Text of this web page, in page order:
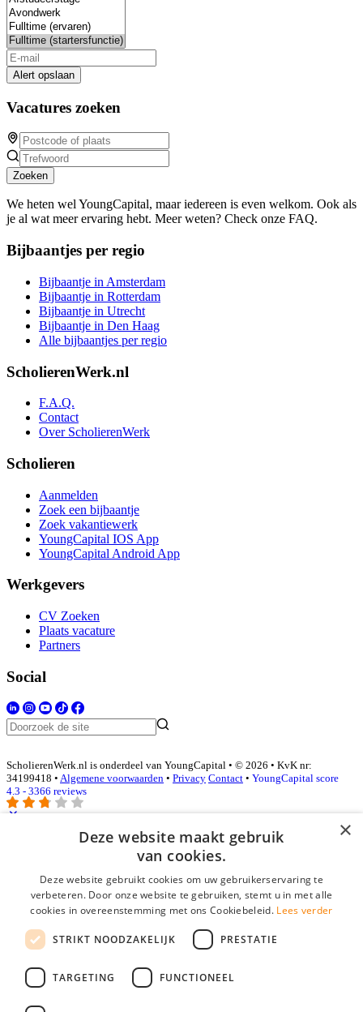
Alert opslaan
Vacatures zoeken
Zoeken
We heten wel YoungCapital, maar iedereen is even welkom. Ook als
je al wat meer ervaring hebt. Meer weten? Check onze FAQ.
Bijbaantjes per regio
Bijbaantje in Amsterdam
Bijbaantje in Rotterdam
Bijbaantje in Utrecht
Bijbaantje in Den Haag
Alle bijbaantjes per regio
ScholierenWerk.nl
F.A.Q.
Contact
Over ScholierenWerk
Scholieren
Aanmelden
Zoek een bijbaantje
Zoek vakantiewerk
YoungCapital IOS App
YoungCapital Android App
Werkgevers
CV Zoeken
Plaats vacature
Partners
Social
ScholierenWerk.nl is onderdeel van YoungCapital • © 2026 • KvK nr:
34199418 • Algemene voorwaarden • Privacy Contact • YoungCapital score
4.3 - 3366 reviews
E-mail*
Wachtwoord
login gegevens onthouden
login
Bedrijf aanmelden
×
Deze website maakt gebruik
van cookies.
Deze website gebruikt cookies om uw gebruikerservaring te
verbeteren. Door onze website te gebruiken, stemt u in met alle
cookies in overeenstemming met ons Cookiebeleid. Lees verder
STRIKT NOODZAKELIJK PRESTATIE
TARGETING FUNCTIONEEL